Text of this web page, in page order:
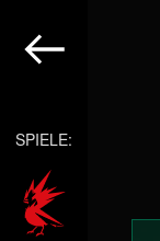
SPIELE: